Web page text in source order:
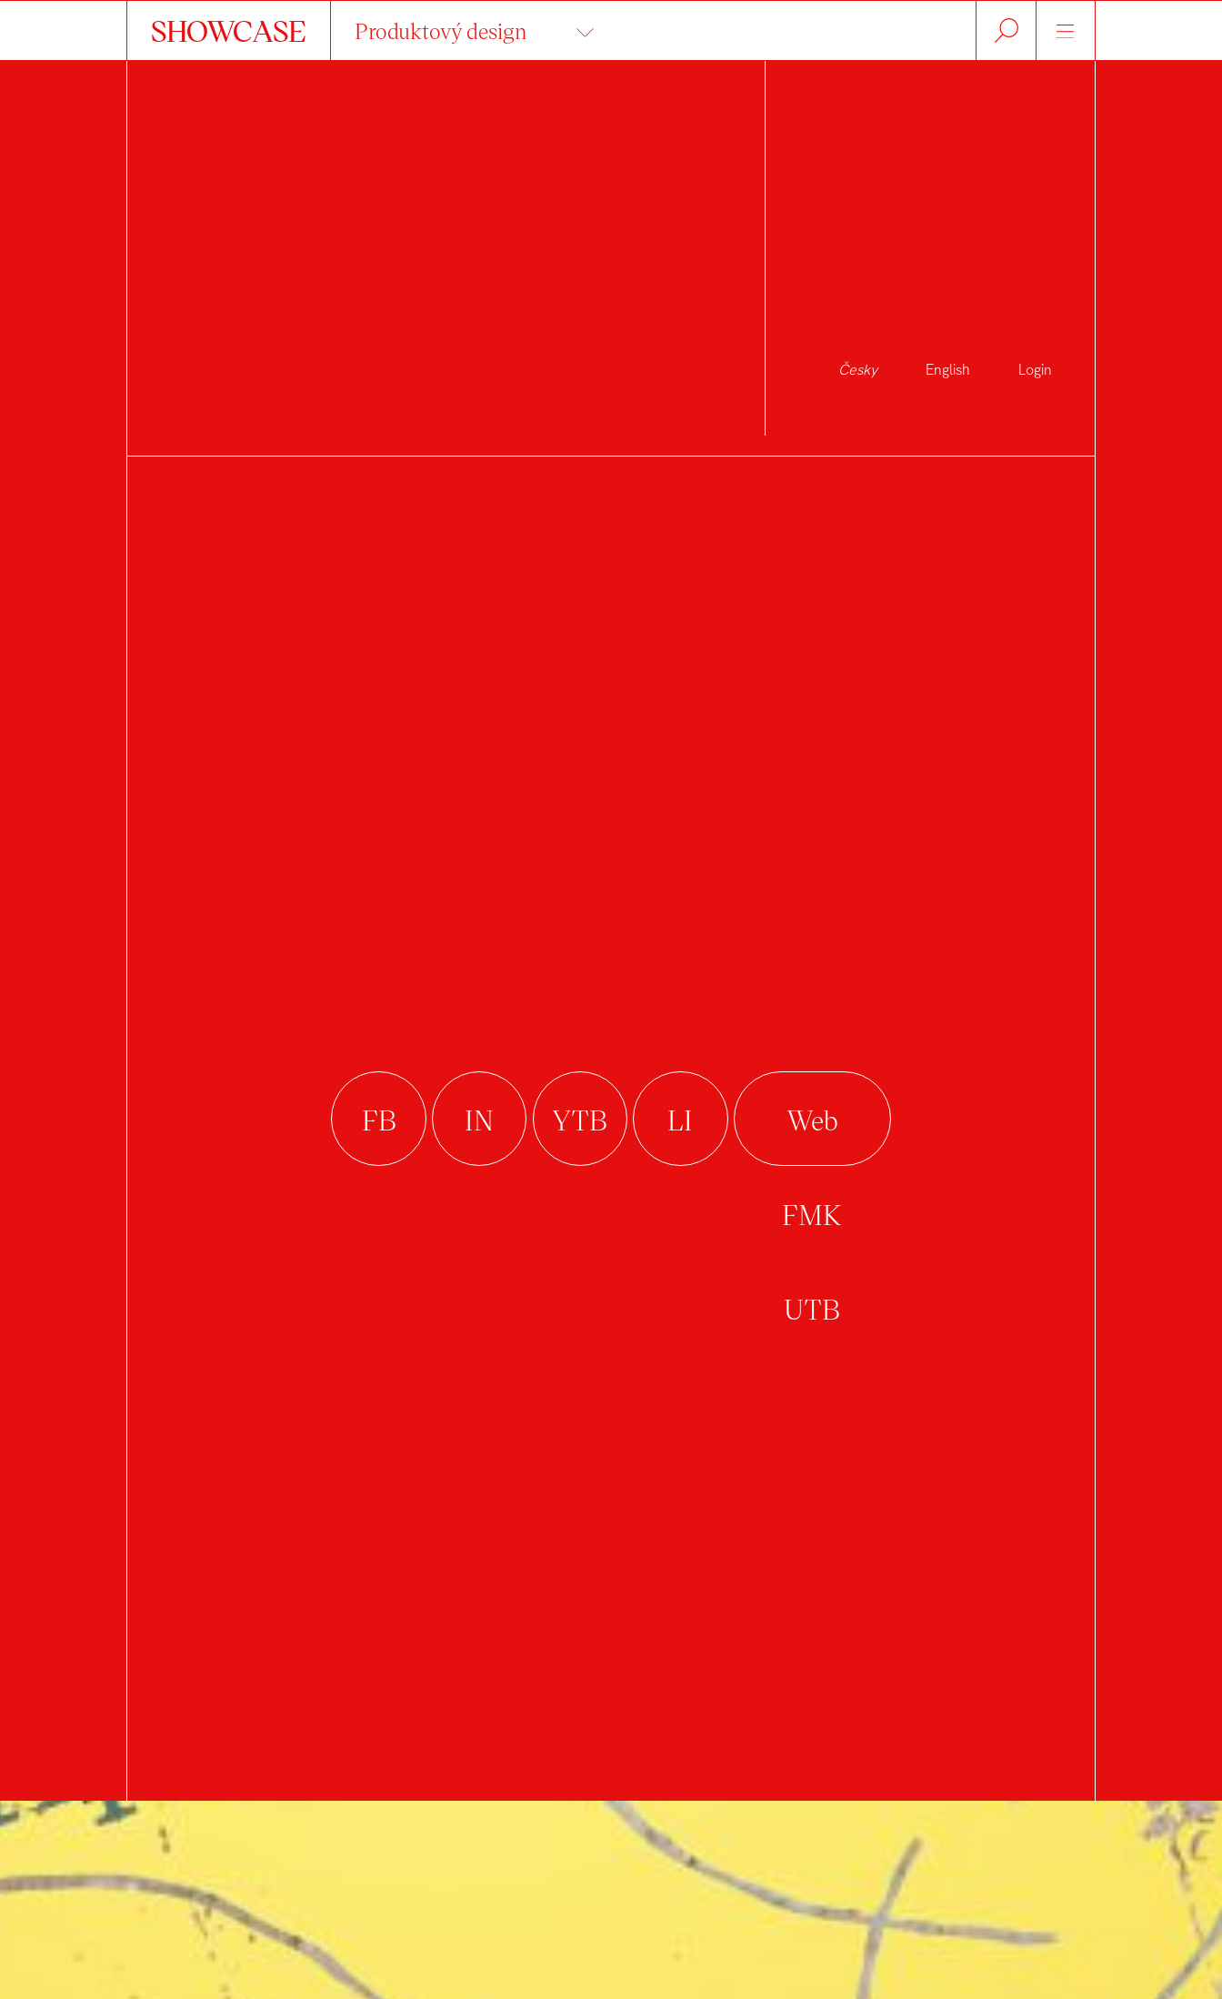
Česky English Login
SHOWCASE Produktový design